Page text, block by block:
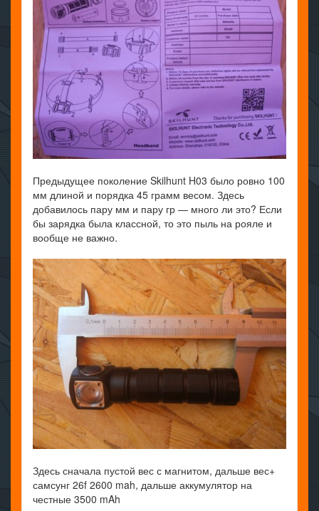
Предыдущее поколение Skilhunt H03 было ровно 100
мм длиной и порядка 45 грамм весом. Здесь
добавилось пару мм и пару гр — много ли это? Если
бы зарядка была классной, то это пыль на рояле и
вообще не важно.
Здесь сначала пустой вес с магнитом, дальше вес+
самсунг 26f 2600 mah, дальше аккумулятор на
честные 3500 mAh